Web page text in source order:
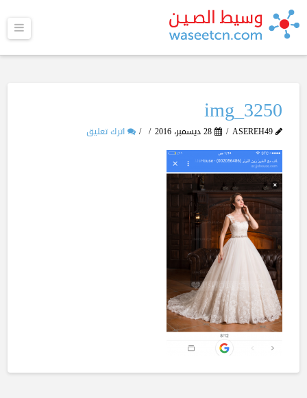
img_3250
ASEREH49 28 ديسمبر، 2016 اترك تعليق